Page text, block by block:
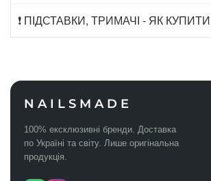
❗ ПІДСТАВКИ, ТРИМАЧІ - ЯК
NAILSMADE
100% ексклюзивні бренди. Доставка
по Україні та світу. Лише оригінальна
продукція.